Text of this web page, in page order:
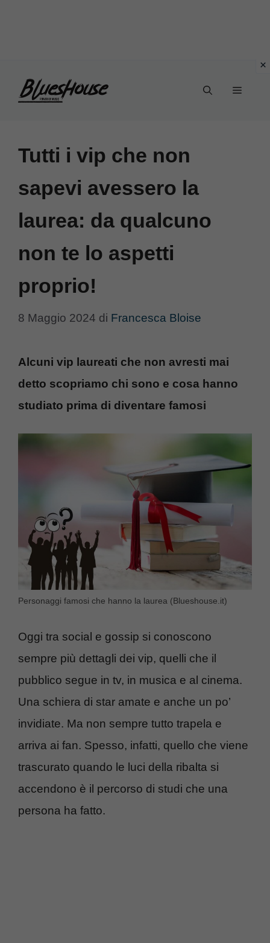
Menu
Tutti i vip che non
sapevi avessero la
laurea: da qualcuno
non te lo aspetti
proprio!
8 Maggio 2024 di Francesca Bloise
Alcuni vip laureati che non avresti mai
detto scopriamo chi sono e cosa hanno
studiato prima di diventare famosi
Personaggi famosi che hanno la laurea (Blueshouse.it)
Oggi tra social e gossip si conoscono
sempre più dettagli dei vip, quelli che il
pubblico segue in tv, in musica e al cinema.
Una schiera di star amate e anche un po’
invidiate. Ma non sempre tutto trapela e
arriva ai fan. Spesso, infatti, quello che viene
trascurato quando le luci della ribalta si
accendono è il percorso di studi che una
persona ha fatto.